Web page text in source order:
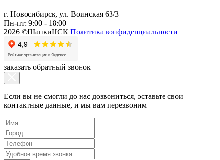
г. Новосибирск, ул. Воинская 63/3
Пн-пт: 9:00 - 18:00
2026 ©ШапкиНСК Политика конфиденциальности
заказать обратный звонок
Если вы не смогли до нас дозвониться, оставьте свои
контактные данные, и мы вам перезвоним